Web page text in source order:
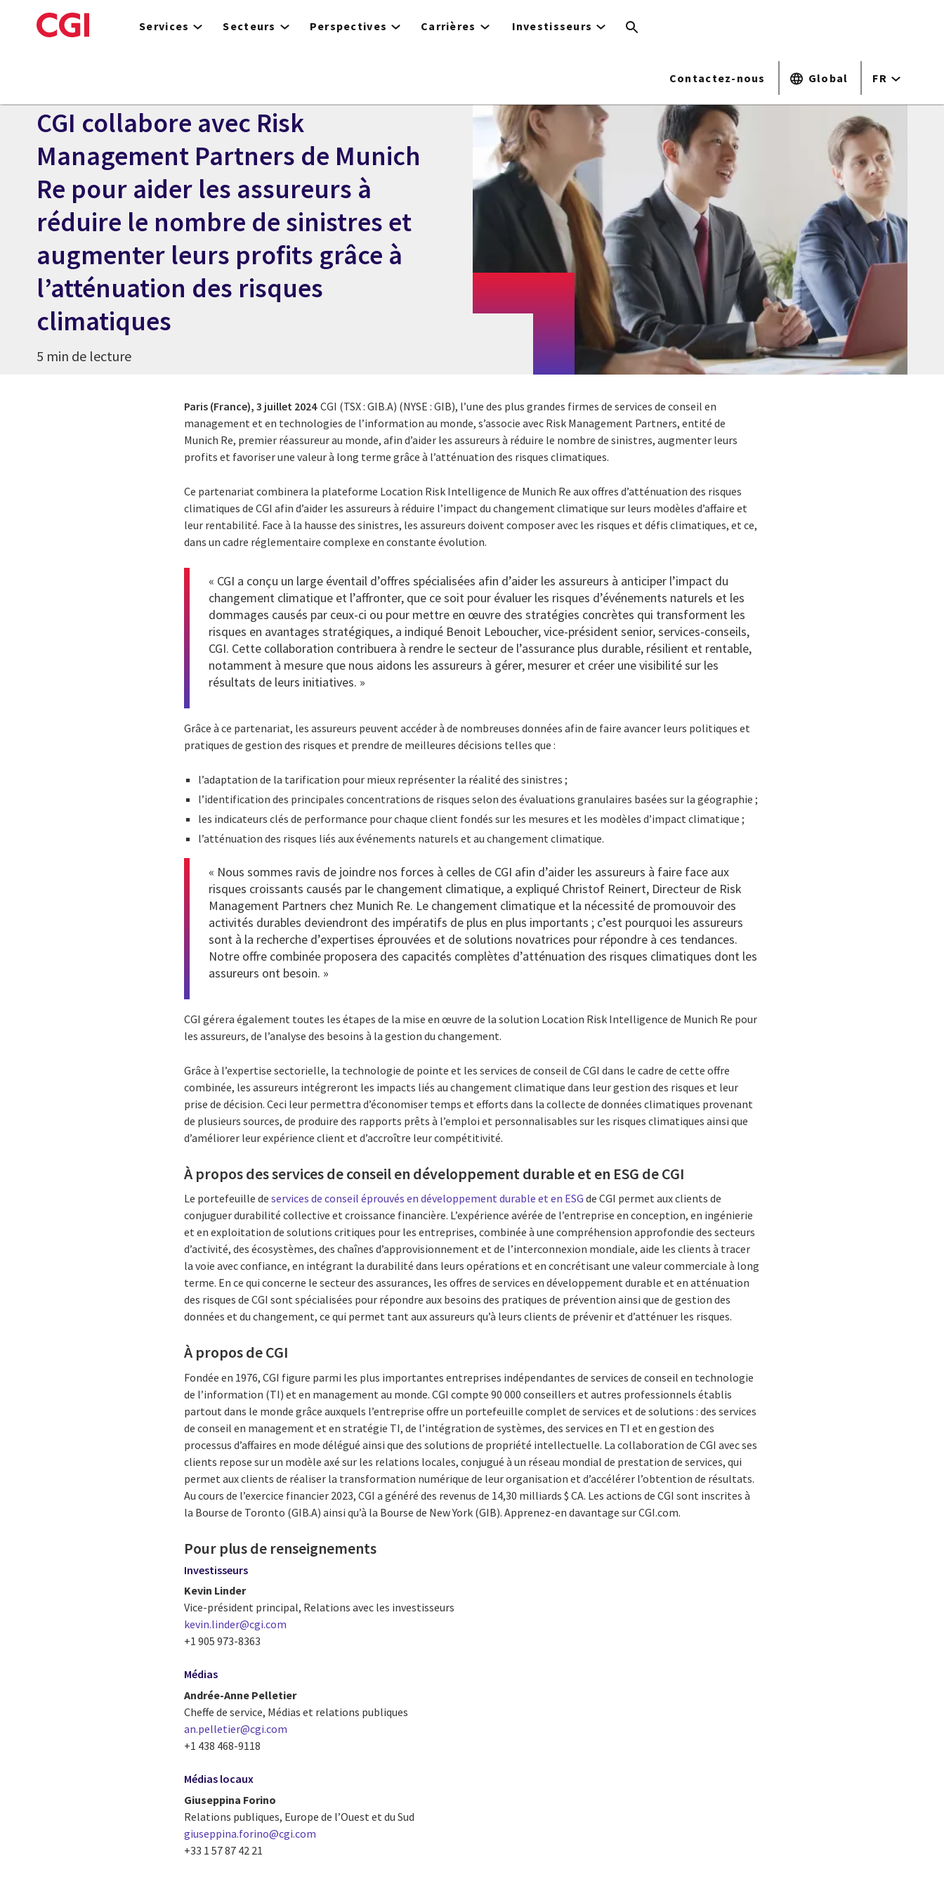
to
Services Secteurs Perspectives Carrières Investisseurs
Contactez-nous Global FR
CGI collabore avec Risk
Management Partners de Munich
Re pour aider les assureurs à
réduire le nombre de sinistres et
augmenter leurs profits grâce à
l’atténuation des risques
climatiques
5 min de lecture
Paris (France), 3 juillet 2024 CGI (TSX : GIB.A) (NYSE : GIB), l’une des plus grandes firmes de services de conseil en
management et en technologies de l’information au monde, s’associe avec Risk Management Partners, entité de
Munich Re, premier réassureur au monde, afin d’aider les assureurs à réduire le nombre de sinistres, augmenter leurs
profits et favoriser une valeur à long terme grâce à l’atténuation des risques climatiques.
Ce partenariat combinera la plateforme Location Risk Intelligence de Munich Re aux offres d’atténuation des risques
climatiques de CGI afin d’aider les assureurs à réduire l’impact du changement climatique sur leurs modèles d’affaire et
leur rentabilité. Face à la hausse des sinistres, les assureurs doivent composer avec les risques et défis climatiques, et ce,
dans un cadre réglementaire complexe en constante évolution.
« CGI a conçu un large éventail d’offres spécialisées afin d’aider les assureurs à anticiper l’impact du
changement climatique et l’affronter, que ce soit pour évaluer les risques d’événements naturels et les
dommages causés par ceux-ci ou pour mettre en œuvre des stratégies concrètes qui transforment les
risques en avantages stratégiques, a indiqué Benoit Leboucher, vice-président senior, services-conseils,
CGI. Cette collaboration contribuera à rendre le secteur de l’assurance plus durable, résilient et rentable,
notamment à mesure que nous aidons les assureurs à gérer, mesurer et créer une visibilité sur les
résultats de leurs initiatives. »
Grâce à ce partenariat, les assureurs peuvent accéder à de nombreuses données afin de faire avancer leurs politiques et
pratiques de gestion des risques et prendre de meilleures décisions telles que :
l’adaptation de la tarification pour mieux représenter la réalité des sinistres ;
l’identification des principales concentrations de risques selon des évaluations granulaires basées sur la géographie ;
les indicateurs clés de performance pour chaque client fondés sur les mesures et les modèles d’impact climatique ;
l’atténuation des risques liés aux événements naturels et au changement climatique.
« Nous sommes ravis de joindre nos forces à celles de CGI afin d’aider les assureurs à faire face aux
risques croissants causés par le changement climatique, a expliqué Christof Reinert, Directeur de Risk
Management Partners chez Munich Re. Le changement climatique et la nécessité de promouvoir des
activités durables deviendront des impératifs de plus en plus importants ; c’est pourquoi les assureurs
sont à la recherche d’expertises éprouvées et de solutions novatrices pour répondre à ces tendances.
Notre offre combinée proposera des capacités complètes d’atténuation des risques climatiques dont les
assureurs ont besoin. »
CGI gérera également toutes les étapes de la mise en œuvre de la solution Location Risk Intelligence de Munich Re pour
les assureurs, de l’analyse des besoins à la gestion du changement.
Grâce à l’expertise sectorielle, la technologie de pointe et les services de conseil de CGI dans le cadre de cette offre
combinée, les assureurs intégreront les impacts liés au changement climatique dans leur gestion des risques et leur
prise de décision. Ceci leur permettra d’économiser temps et efforts dans la collecte de données climatiques provenant
de plusieurs sources, de produire des rapports prêts à l’emploi et personnalisables sur les risques climatiques ainsi que
d’améliorer leur expérience client et d’accroître leur compétitivité.
À propos des services de conseil en développement durable et en ESG de CGI
Le portefeuille deservices de conseil éprouvés en développement durable et en ESG de CGI permet aux clients de
conjuguer durabilité collective et croissance financière. L’expérience avérée de l’entreprise en conception, en ingénierie
et en exploitation de solutions critiques pour les entreprises, combinée à une compréhension approfondie des secteurs
d’activité, des écosystèmes, des chaînes d’approvisionnement et de l’interconnexion mondiale, aide les clients à tracer
la voie avec confiance, en intégrant la durabilité dans leurs opérations et en concrétisant une valeur commerciale à long
terme. En ce qui concerne le secteur des assurances, les offres de services en développement durable et en atténuation
des risques de CGI sont spécialisées pour répondre aux besoins des pratiques de prévention ainsi que de gestion des
données et du changement, ce qui permet tant aux assureurs qu’à leurs clients de prévenir et d’atténuer les risques.
À propos de CGI
Fondée en 1976, CGI figure parmi les plus importantes entreprises indépendantes de services de conseil en technologie
de l’information (TI) et en management au monde. CGI compte 90 000 conseillers et autres professionnels établis
partout dans le monde grâce auxquels l’entreprise offre un portefeuille complet de services et de solutions : des services
de conseil en management et en stratégie TI, de l’intégration de systèmes, des services en TI et en gestion des
processus d’affaires en mode délégué ainsi que des solutions de propriété intellectuelle. La collaboration de CGI avec ses
clients repose sur un modèle axé sur les relations locales, conjugué à un réseau mondial de prestation de services, qui
permet aux clients de réaliser la transformation numérique de leur organisation et d’accélérer l’obtention de résultats.
Au cours de l’exercice financier 2023, CGI a généré des revenus de 14,30 milliards $ CA. Les actions de CGI sont inscrites à
la Bourse de Toronto (GIB.A) ainsi qu’à la Bourse de New York (GIB). Apprenez-en davantage sur CGI.com.
Pour plus de renseignements
Investisseurs
Kevin Linder
Vice-président principal, Relations avec les investisseurs
kevin.linder@cgi.com
+1 905 973-8363
Médias
Andrée-Anne Pelletier
Cheffe de service, Médias et relations publiques
an.pelletier@cgi.com
+1 438 468-9118
Médias locaux
Giuseppina Forino
Relations publiques, Europe de l’Ouest et du Sud
giuseppina.forino@cgi.com
+33 1 57 87 42 21